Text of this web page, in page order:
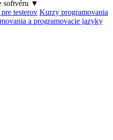
softvéru ▼
testerov Kurzy programovania
a programovacie jazyky